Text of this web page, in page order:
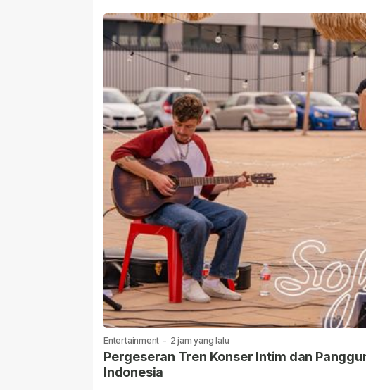
Entertainment - 2 jam yang lalu
Pergeseran Tren Konser Intim dan
Indonesia